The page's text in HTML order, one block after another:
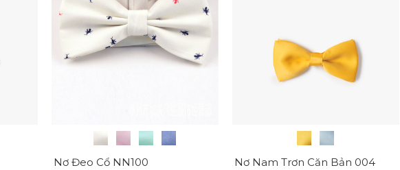
Nơ Đeo Cổ NN100
Nơ Nam Trơn Căn Bản 004